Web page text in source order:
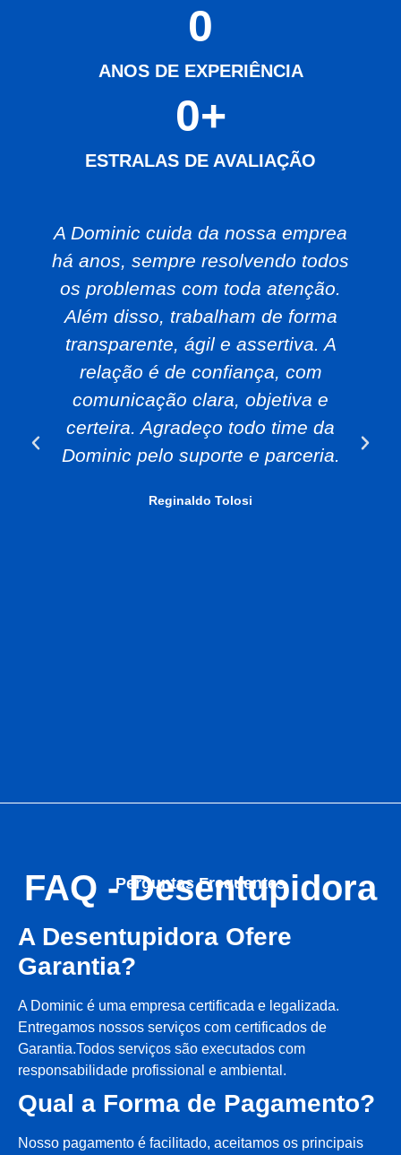
ANOS DE EXPERIÊNCIA
0
ESTRALAS DE AVALIAÇÃO
0+
A Dominic cuida da nossa emprea
há anos, sempre resolvendo todos
os problemas com toda atenção.
Além disso, trabalham de forma
transparente, ágil e assertiva. A
relação é de confiança, com
comunicação clara, objetiva e
certeira. Agradeço todo time da
Dominic pelo suporte e parceria.
Reginaldo Tolosi
Perguntas Frequentes
FAQ - Desentupidora
A Desentupidora Ofere
Garantia?
A Dominic é uma empresa certificada e legalizada.
Entregamos nossos serviços com certificados de
Garantia.Todos serviços são executados com
responsabilidade profissional e ambiental.
Qual a Forma de Pagamento?
Nosso pagamento é facilitado, aceitamos os principais